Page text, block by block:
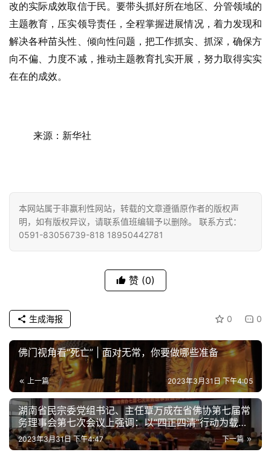
视
频
纪
策
法
规
明
改的实际成效取信于民。要带头抓好所在地区、分管领域的
主题教育，压实领导责任，全程掌握进展情况，着力发现和
解决各种苗头性、倾向性问题，把工作抓实、抓深，确保方
向不偏、力度不减，推动主题教育扎实开展，努力取得实实
在在的成效。
来源：新华社
本网站属于非赢利性网站，转载的文章遵循原作者的版权声
明，如有版权异议，请联系值班编辑予以删除。 联系方式：
0591-83056739-818 18950442781
赞 (0)
0 0
生成海报
佛门视角看“死亡” | 面对无常，你要做哪些准备
上一篇 2023年3月31日 下午4:05
湖南省民宗委党组书记、主任覃万成在省佛协第七届常
务理事会第七次会议上强调：以“四正四清”行动为载体
深入推进我国宗教中国化湖南实践
下一篇
2023年3月31日 下午4:47